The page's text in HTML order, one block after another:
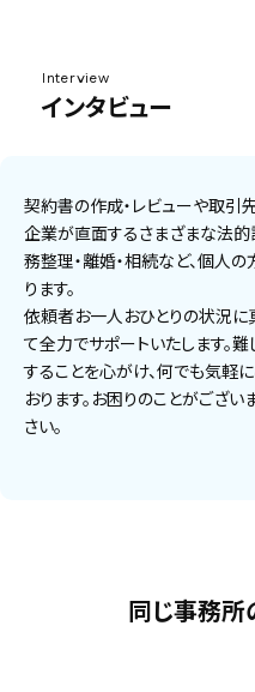
Interview
インタビュー
契約書の作成・レビューや取引
企業が直面するさまざまな法的
務整理・離婚・相続など、個人
ります。
依頼者お一人おひとりの状況
て全力でサポートいたします。
することを心がけ、何でも気軽
おります。お困りのことがござ
さい。
同じ事務所